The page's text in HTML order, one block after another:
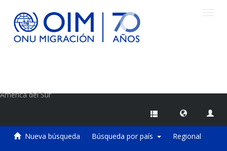
América del Sur
Nueva búsqueda Búsqueda por país Regional